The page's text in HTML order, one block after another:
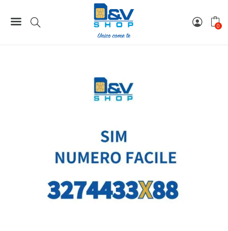
0
SIM Wind3 Numero Facile 3274433X88 Da Attivare